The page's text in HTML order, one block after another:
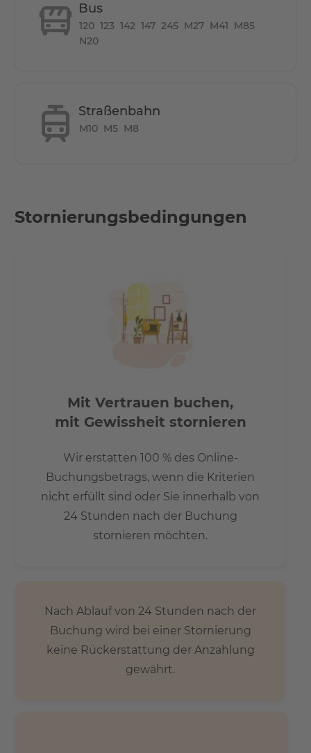
Alle Hotspots in Berlin mit kurzen Verkehrsmitteln
- 15 Min. zum Potzdamerplatz
- 30 Min. zum Flughafen Berlin TXL
- 15 Min. bis zum Brandenburger Tor
Bus
120 123 142 147 245 M27 M41 M85
N20
Straßenbahn
M10 M5 M8
Stornierungsbedingungen
Mit Vertrauen buchen,
mit Gewissheit stornieren
Wir erstatten 100 % des Online-
Buchungsbetrags, wenn die Kriterien
nicht erfüllt sind oder Sie innerhalb von
24 Stunden nach der Buchung
stornieren möchten.
Nach Ablauf von 24 Stunden nach der
Buchung wird bei einer Stornierung
keine Rückerstattung der Anzahlung
gewährt.